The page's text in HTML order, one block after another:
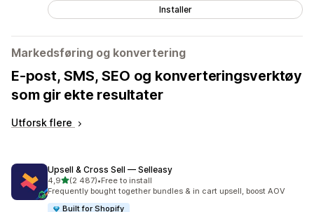
Installer
Markedsføring og konvertering
E-post, SMS, SEO og konverteringsverktøy
som gir ekte resultater
Utforsk flere
Upsell & Cross Sell — Selleasy
4,9av 5 stjerner
(2 487)
Totalt 2487 omtaler
•Free to install
Frequently bought together bundles & in cart upsell, boost AOV
Built for Shopify